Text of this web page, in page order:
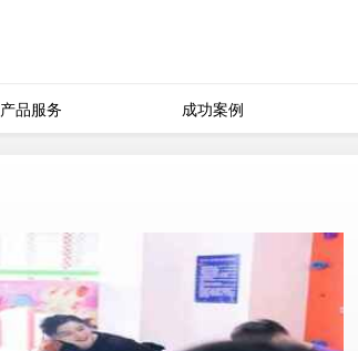
产品服务 成功案例